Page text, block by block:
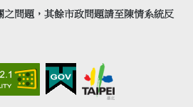
之問題，其餘市政問題請至陳情系統反